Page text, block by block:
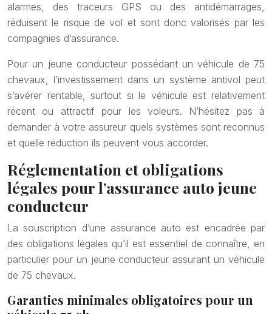
alarmes, des traceurs GPS ou des antidémarrages,
réduisent le risque de vol et sont donc valorisés par les
compagnies d’assurance.
Pour un jeune conducteur possédant un véhicule de 75
chevaux, l’investissement dans un système antivol peut
s’avérer rentable, surtout si le véhicule est relativement
récent ou attractif pour les voleurs. N’hésitez pas à
demander à votre assureur quels systèmes sont reconnus
et quelle réduction ils peuvent vous accorder.
Réglementation et obligations
légales pour l’assurance auto jeune
conducteur
La souscription d’une assurance auto est encadrée par
des obligations légales qu’il est essentiel de connaître, en
particulier pour un jeune conducteur assurant un véhicule
de 75 chevaux.
Garanties minimales obligatoires pour un